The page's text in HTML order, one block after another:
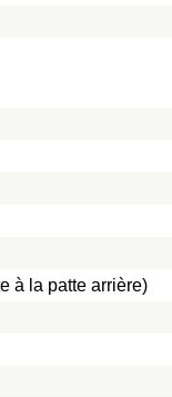
à la patte arrière)